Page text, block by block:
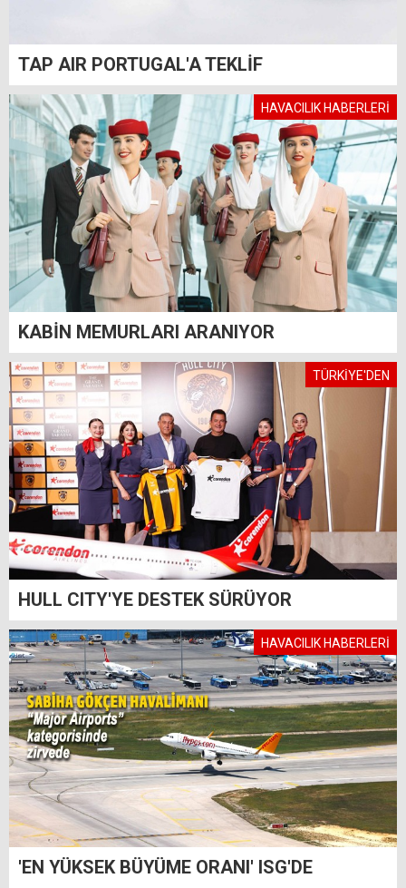
TAP AIR PORTUGAL'A TEKLİF
HAVACILIK HABERLERİ
KABİN MEMURLARI ARANIYOR
TÜRKİYE'DEN
HULL CITY'YE DESTEK SÜRÜYOR
HAVACILIK HABERLERİ
'EN YÜKSEK BÜYÜME ORANI' ISG'DE